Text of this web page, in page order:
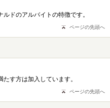
ドのアルバイトの特徴です。
ページの先頭へ
す方は加入しています。
ページの先頭へ